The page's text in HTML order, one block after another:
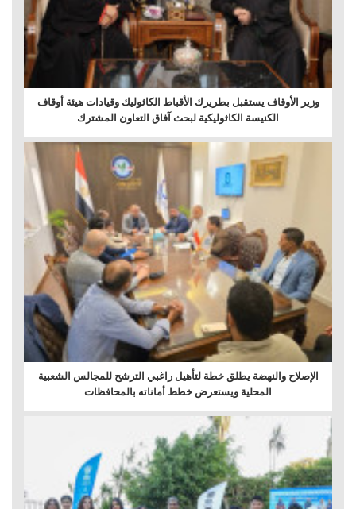
وزير الأوقاف يستقبل بطريرك الأقباط الكاثوليك وقيادات هيئة أوقاف
الكنيسة الكاثوليكية لبحث آفاق التعاون المشترك
الإصلاح والنهضة يطلق خطة لتأهيل راغبي الترشح للمجالس الشعبية
المحلية ويستعرض خطط أماناته بالمحافظات